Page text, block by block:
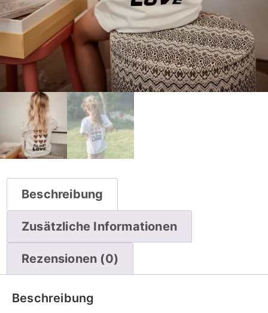
Beschreibung
Zusätzliche Informationen
Rezensionen (0)
Beschreibung